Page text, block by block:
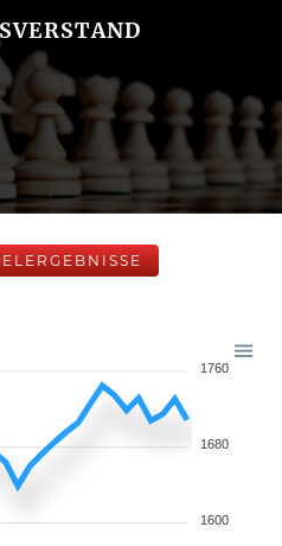
1760
1680
1600